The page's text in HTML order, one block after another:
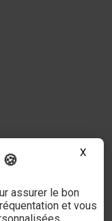
X
assurer le bon
et vous